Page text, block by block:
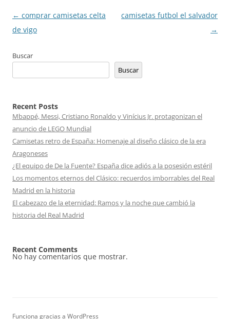
Navegación
de
← comprar camisetas celta
de vigo
camisetas futbol el salvador
→
Buscar
Buscar
Recent Posts
Mbappé, Messi, Cristiano Ronaldo y Vinícius Jr. protagonizan el
anuncio de LEGO Mundial
Camisetas retro de España: Homenaje al diseño clásico de la era
Aragoneses
¿El equipo de De la Fuente? España dice adiós a la posesión estéril
Los momentos eternos del Clásico: recuerdos imborrables del Real
Madrid en la historia
El cabezazo de la eternidad: Ramos y la noche que cambió la
historia del Real Madrid
Recent Comments
No hay comentarios que mostrar.
Funciona gracias a WordPress